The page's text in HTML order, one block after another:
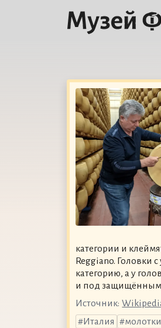
категории и
Reggiano. Головки
категорию, а у
и под защищённым
Источник:
Италия
молотки